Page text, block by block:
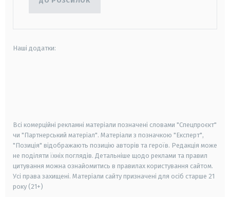
Наші додатки:
Всі комерційні рекламні матеріали позначені словами "Спецпроєкт"
чи "Партнерський матеріал". Матеріали з позначкою "Експерт",
"Позиція" відображають позицію авторів та героїв. Редакція може
не поділяти їхніх поглядів. Детальніше щодо реклами та правил
цитування можна ознайомитись в правилах користування сайтом.
Усі права захищені. Матеріали сайту призначені для осіб старше 21
року (21+)